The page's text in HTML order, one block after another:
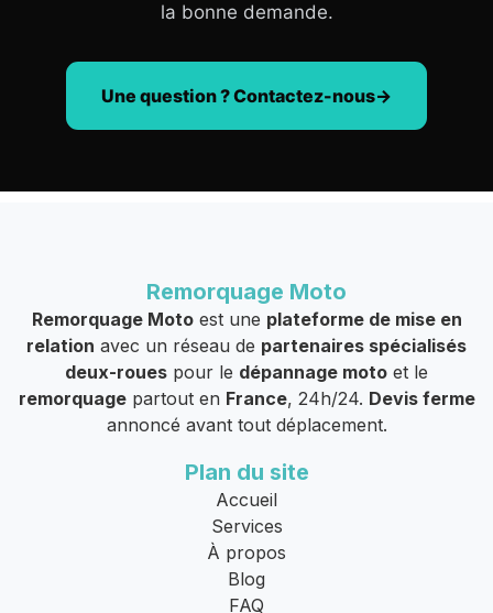
la bonne demande.
Une question ? Contactez-nous
Remorquage Moto
Remorquage Motoest une plateforme de mise en
relation avec un réseau de partenaires spécialisés
deux-roues pour le dépannage moto et le
remorquagepartout en France, 24h/24. Devis ferme
annoncé avant tout déplacement.
Plan du site
Accueil
Services
À propos
Blog
FAQ